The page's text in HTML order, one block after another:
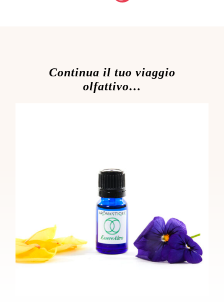
Continua il tuo viaggio
olfattivo…